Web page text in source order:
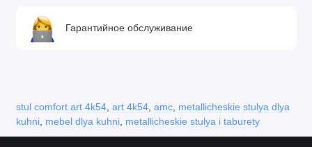
Гарантийное обслуживание
stul comfort art 4k54, art 4k54, amc, metallicheskie stulya dlya
kuhni, mebel dlya kuhni, metallicheskie stulya i taburety